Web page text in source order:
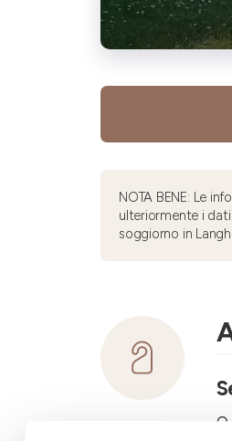
NOTA BENE: Le
ulteriormente i
soggiorno in
o